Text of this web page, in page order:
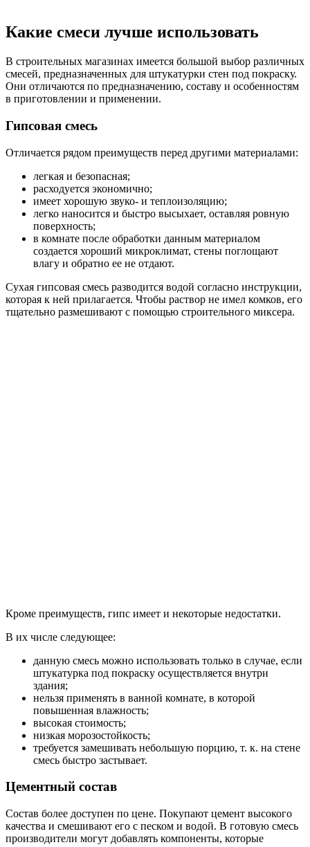
Какие смеси лучше использовать
В строительных магазинах имеется большой выбор различных
смесей, предназначенных для штукатурки стен под покраску.
Они отличаются по предназначению, составу и особенностям
в приготовлении и применении.
Гипсовая смесь
Отличается рядом преимуществ перед другими материалами:
легкая и безопасная;
расходуется экономично;
имеет хорошую звуко- и теплоизоляцию;
легко наносится и быстро высыхает, оставляя ровную
поверхность;
в комнате после обработки данным материалом
создается хороший микроклимат, стены поглощают
влагу и обратно ее не отдают.
Сухая гипсовая смесь разводится водой согласно инструкции,
которая к ней прилагается. Чтобы раствор не имел комков, его
тщательно размешивают с помощью строительного миксера.
Кроме преимуществ, гипс имеет и некоторые недостатки.
В их числе следующее:
данную смесь можно использовать только в случае, если
штукатурка под покраску осуществляется внутри
здания;
нельзя применять в ванной комнате, в которой
повышенная влажность;
высокая стоимость;
низкая морозостойкость;
требуется замешивать небольшую порцию, т. к. на стене
смесь быстро застывает.
Цементный состав
Состав более доступен по цене. Покупают цемент высокого
качества и смешивают его с песком и водой. В готовую смесь
производители могут добавлять компоненты, которые